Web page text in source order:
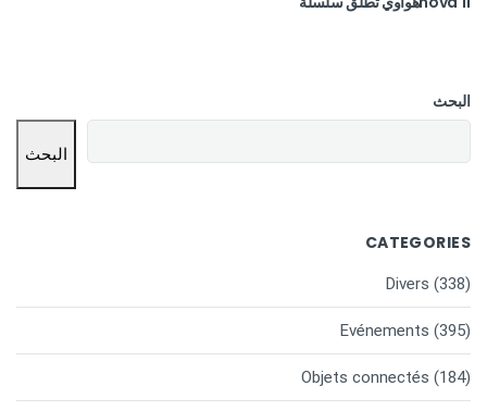
البحث
البحث
CATEGORIES
Divers (338)
Evénements (395)
Objets connectés (184)